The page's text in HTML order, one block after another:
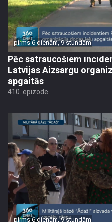
pirms 6 dienām, 9 stundām
Pēc satraucošiem
Latvijas Aizsargu
apgaitās
410. epizode
pirms 6 dienām, 9 stundām